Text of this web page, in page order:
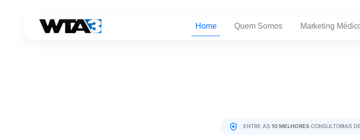
Home Quem Somos Marketing
ENTRE AS 10 MELHORES CONSULTORIAS